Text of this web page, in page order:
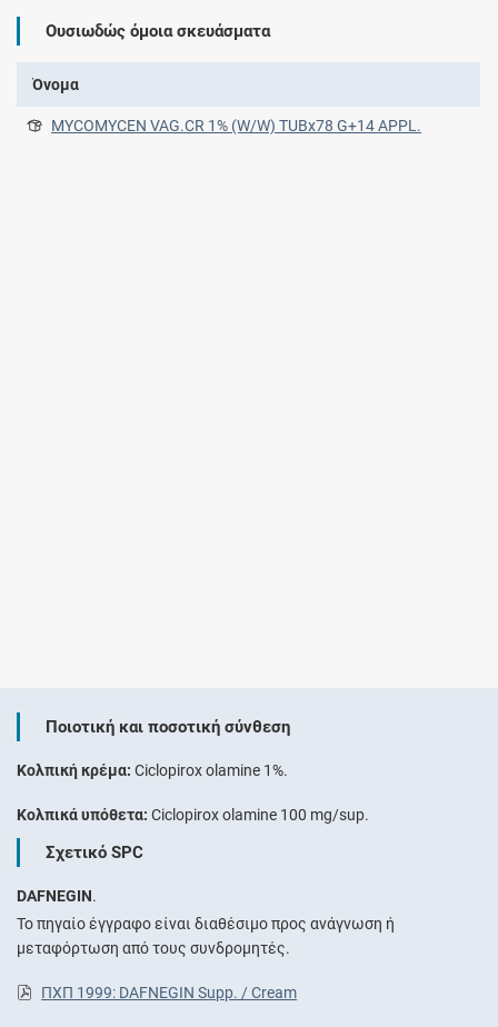
Ουσιωδώς όμοια σκευάσματα
Όνομα
MYCOMYCEN VAG.CR 1% (W/W) TUBx78 G+14 APPL.
Ποιοτική και ποσοτική σύνθεση
Κολπική κρέμα: Ciclopirox olamine 1%.
Κολπικά υπόθετα: Ciclopirox olamine 100 mg/sup.
Σχετικό SPC
DAFNEGIN.
Το πηγαίο έγγραφο είναι διαθέσιμο προς ανάγνωση ή
μεταφόρτωση από τους συνδρομητές.
ΠΧΠ 1999: DAFNEGIN Supp. / Cream